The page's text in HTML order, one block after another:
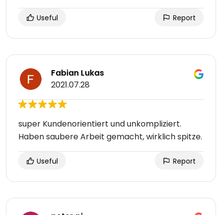
Useful Report
Fabian Lukas
2021.07.28
super Kundenorientiert und unkompliziert.
Haben saubere Arbeit gemacht, wirklich spitze.
Useful Report